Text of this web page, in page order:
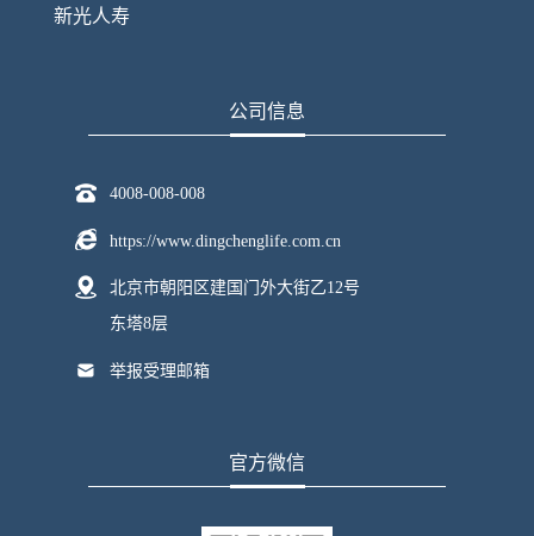
新光人寿
公司信息
4008-008-008
https://www.dingchenglife.com.cn
北京市朝阳区建国门外大街乙12号
东塔8层
举报受理邮箱
官方微信